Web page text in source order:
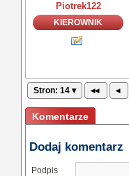
Piotrek122
KIEROWNIK
Stron: 14 ▾ ◂◂ ◂
Komentarze
Dodaj komentarz
Podpis